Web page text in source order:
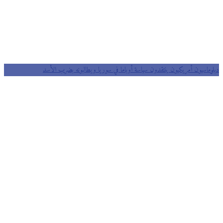
أمريكيون ينتقدون سياسة أوباما في سوريا ويطالبونه بضرب الأسد